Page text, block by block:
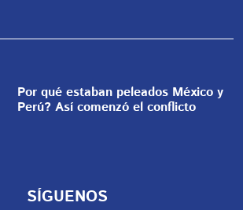
Por qué estaban peleados México y
Perú? Así comenzó el conflicto
SÍGUENOS